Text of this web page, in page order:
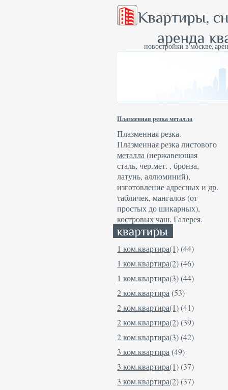
новостройки в москве,
Плазменная резка металла
Плазменная резка.
Плазменная резка листового
металла (нержавеющая
сталь, чер.мет. , бронза,
латунь, аллюминий),
изготовление адресных и др.
табличек, мангалов (от
простых до шикарных),
костровых чаш. Галерея.
1 ком.квартира(1)(44)
1 ком.квартира(2)(46)
1 ком.квартира(3)(44)
2 ком.квартира (53)
2 ком.квартира(1)(41)
2 ком.квартира(2)(39)
2 ком.квартира(3)(42)
3 ком.квартира (49)
3 ком.квартира(1)(37)
3 ком.квартира(2)(37)